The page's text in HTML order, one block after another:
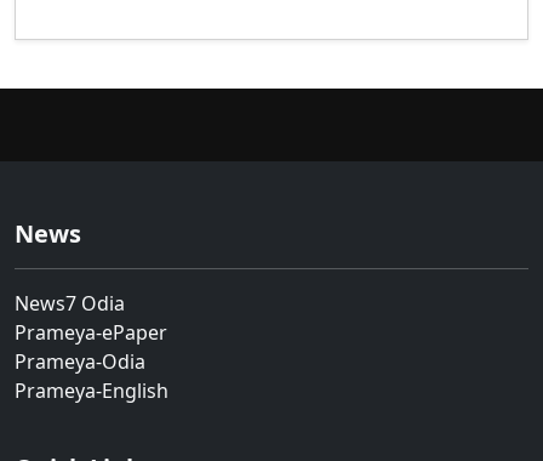
News
News7 Odia
Prameya-ePaper
Prameya-Odia
Prameya-English